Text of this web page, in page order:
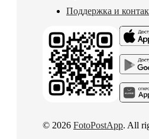
Поддержка и
© 2026 FotoPostApp. All